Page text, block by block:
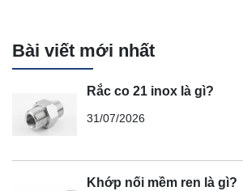
Bài viết mới nhất
Rắc co 21 inox là gì?
31/07/2026
Khớp nối mềm ren là gì?